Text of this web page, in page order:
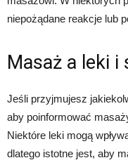
niepożądane reakcje lub
Masaż a leki i
Jeśli przyjmujesz
aby poinformować
Niektóre leki mogą
dlatego istotne jest, aby